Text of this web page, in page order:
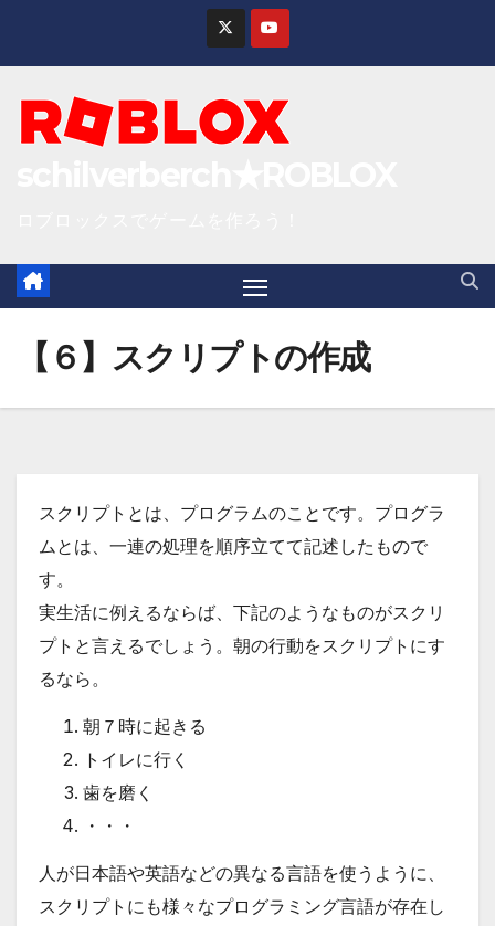
t
t
【６】スクリプトの作成
スクリプトとは、プログラムのことです。プログラ
ムとは、一連の処理を順序立てて記述したもので
す。
実生活に例えるならば、下記のようなものがスクリ
プトと言えるでしょう。朝の行動をスクリプトにす
るなら。
朝７時に起きる
トイレに行く
歯を磨く
・・・
人が日本語や英語などの異なる言語を使うように、
スクリプトにも様々なプログラミング言語が存在し